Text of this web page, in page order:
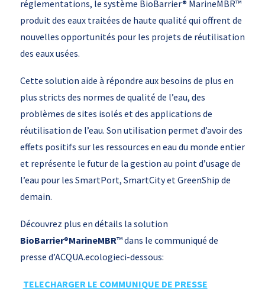
réglementations, le système BioBarrier® MarineMBR™
produit des eaux traitées de haute qualité qui offrent de
nouvelles opportunités pour les projets de réutilisation
des eaux usées.
Cette solution aide à répondre aux besoins de plus en
plus stricts des normes de qualité de l’eau, des
problèmes de sites isolés et des applications de
réutilisation de l’eau. Son utilisation permet d’avoir des
effets positifs sur les ressources en eau du monde entier
et représente le futur de la gestion au point d’usage de
l’eau pour les SmartPort, SmartCity et GreenShip de
demain.
Découvrez plus en détails la solution
BioBarrier®MarineMBR™ dans le communiqué de
presse d’ACQUA.ecologieci-dessous:
TELECHARGER LE COMMUNIQUE DE PRESSE